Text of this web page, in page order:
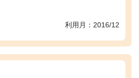
利用月：2016/12